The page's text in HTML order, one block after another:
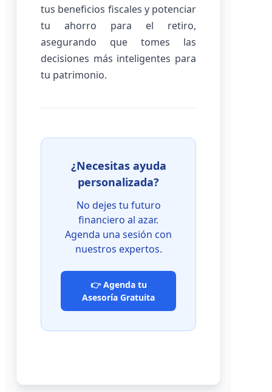
tus beneficios fiscales y potenciar
tu ahorro para el retiro,
asegurando que tomes las
decisiones más inteligentes para
tu patrimonio.
¿Necesitas ayuda
personalizada?
No dejes tu futuro
financiero al azar.
Agenda una sesión con
nuestros expertos.
👉 Agenda tu
Asesoría Gratuita